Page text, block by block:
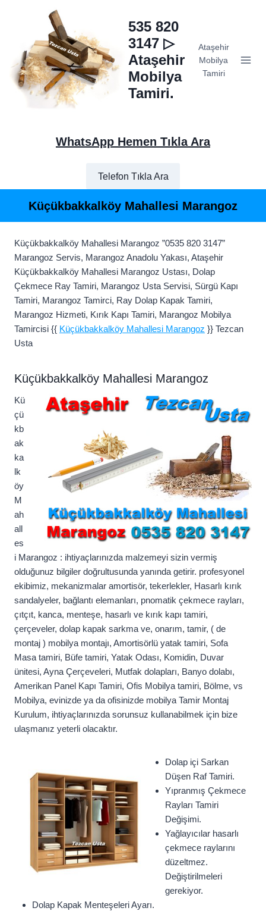
535 820
3147 ▷
Ataşehir
Mobilya
Tamiri.
Ataşehir
Mobilya
Tamiri
WhatsApp Hemen Tıkla Ara
Telefon Tıkla Ara
Küçükbakkalköy Mahallesi Marangoz
Küçükbakkalköy Mahallesi Marangoz ”0535 820 3147”
Marangoz Servis, Marangoz Anadolu Yakası, Ataşehir
Küçükbakkalköy Mahallesi Marangoz Ustası, Dolap
Çekmece Ray Tamiri, Marangoz Usta Servisi, Sürgü Kapı
Tamiri, Marangoz Tamirci, Ray Dolap Kapak Tamiri,
Marangoz Hizmeti, Kırık Kapı Tamiri, Marangoz Mobilya
Tamircisi {{ Küçükbakkalköy Mahallesi Marangoz }} Tezcan
Usta
Küçükbakkalköy Mahallesi Marangoz
Kü
çü
kb
ak
ka
lk
öy
M
ah
all
es
i Marangoz : ihtiyaçlarınızda malzemeyi sizin vermiş
olduğunuz bilgiler doğrultusunda yanında getirir. profesyonel
ekibimiz, mekanizmalar amortisör, tekerlekler, Hasarlı kırık
sandalyeler, bağlantı elemanları, pnomatik çekmece rayları,
çıtçıt, kanca, menteşe, hasarlı ve kırık kapı tamiri,
çerçeveler, dolap kapak sarkma ve, onarım, tamir, ( de
montaj ) mobilya montajı, Amortisörlü yatak tamiri, Sofa
Masa tamiri, Büfe tamiri, Yatak Odası, Komidin, Duvar
ünitesi, Ayna Çerçeveleri, Mutfak dolapları, Banyo dolabı,
Amerikan Panel Kapı Tamiri, Ofis Mobilya tamiri, Bölme, vs
Mobilya, evinizde ya da ofisinizde mobilya Tamir Montaj
Kurulum, ihtiyaçlarınızda sorunsuz kullanabilmek için bize
ulaşmanız yeterli olacaktır.
Dolap içi Sarkan
Düşen Raf Tamiri.
Yıpranmış Çekmece
Rayları Tamiri
Değişimi.
Yağlayıcılar hasarlı
çekmece raylarını
düzeltmez.
Değiştirilmeleri
gerekiyor.
Dolap Kapak Menteşeleri Ayarı.